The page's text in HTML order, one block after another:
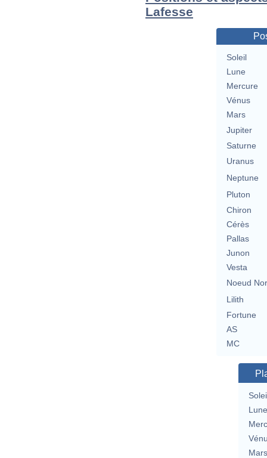
Lafesse
Soleil
Lune
Mercure
Vénus
Mars
Jupiter
Saturne
Uranus
Neptune
Pluton
Chiron
Cérès
Pallas
Junon
Vesta
Noeud
Lilith
Fortune
AS
MC
Lune
Mars